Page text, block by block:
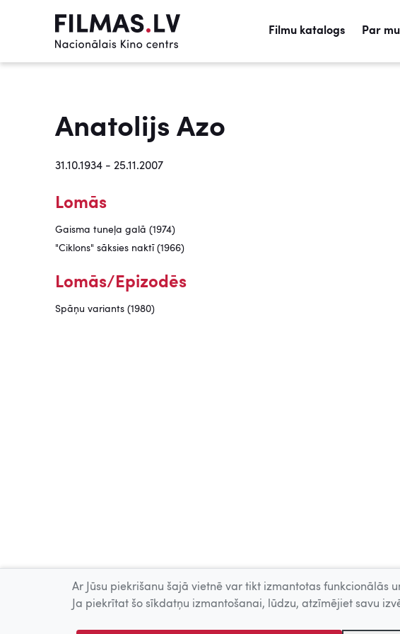
Filmu katalogs Par
Anatolijs Azo
31.10.1934 - 25.11.2007
Lomās
Gaisma tuneļa galā (1974)
"Ciklons" sāksies naktī (1966)
Lomās/Epizodēs
Spāņu variants (1980)
Ar Jūsu piekrišanu šajā vietnē var tikt izmantotas funkcionālās
Ja piekrītat šo sīkdatņu izmantošanai, lūdzu, atzīmējiet savu